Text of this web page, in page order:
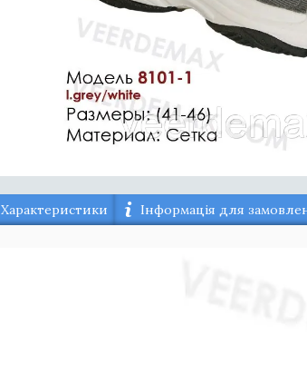
Характеристики Інформація для